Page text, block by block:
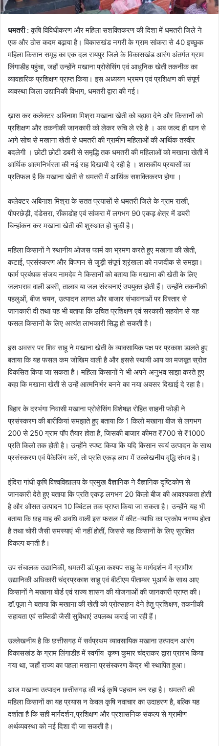
धमतरी: कृषि विविधीकरण और महिला सशक्तिकरण की दिशा में धमतरी जिले ने
एक और ठोस कदम बढ़ाया है। विकासखंड नगरी के ग्राम सांकरा से 40 इच्छुक
महिला किसान समूह का एक दल रायपुर जिले के विकासखंड आरंग अंतर्गत ग्राम
लिंगाडीह पहुंचा, जहाँ उन्होंने मखाना प्रोसेसिंग एवं आधुनिक खेती तकनीक का
व्यावहारिक प्रशिक्षण प्राप्त किया। इस अध्ययन भ्रमण एवं प्रशिक्षण की संपूर्ण
व्यवस्था जिला उद्यानिकी विभाग, धमतरी द्वारा की गई।
ख़ास कर कलेक्टर अबिनाश मिश्रा मखाना खेती को बढ़ावा देने और किसानों को
प्रशिक्षण और तकनीकी जानकारी को लेकर रुचि ले रहे है । अब जल्द ही धान से
आगे सोच से मखाना खेती से धमतरी की ग्रामीण महिलाओं की आर्थिक तस्वीर
बदलेगी । छोटी छोटी डबरी से समृद्धि तक धमतरी की महिलाओं को मखाना खेती में
आर्थिक आत्मनिर्भरता की नई राह दिखायी दे रही है । शासकीय प्रयासों का
प्रतिफल है कि मखाना खेती से धमतरी में आर्थिक सशक्तिकरण होगा ।
कलेक्टर अबिनाश मिश्रा के सतत प्रयासों से धमतरी जिले के ग्राम राखी,
पीपरछेड़ी, दंडेसरा, राँकाडोह एवं सांकरा में लगभग 90 एकड़ क्षेत्र में डबरी
चिन्हांकन कर मखाना खेती की शुरुआत हो चुकी है।
महिला किसानों ने स्थानीय ओजस फार्म का भ्रमण करते हुए मखाना की खेती,
कटाई, प्रसंस्करण और विपणन से जुड़ी संपूर्ण श्रृंखला को नजदीक से समझा।
फार्म प्रबंधक संजय नामदेव ने किसानों को बताया कि मखाना की खेती के लिए
जलभराव वाली डबरी, तालाब या जल संरचनाएं उपयुक्त होती हैं। उन्होंने तकनीकी
पहलुओं, बीज चयन, उत्पादन लागत और बाजार संभावनाओं पर विस्तार से
जानकारी दी तथा यह भी बताया कि उचित प्रशिक्षण एवं सरकारी सहयोग से यह
फसल किसानों के लिए अत्यंत लाभकारी सिद्ध हो सकती है।
इस अवसर पर शिव साहू ने मखाना खेती के व्यावसायिक पक्ष पर प्रकाश डालते हुए
बताया कि यह फसल कम जोखिम वाली है और इससे स्थायी आय का मजबूत स्रोत
विकसित किया जा सकता है। महिला किसानों ने भी अपने अनुभव साझा करते हुए
कहा कि मखाना खेती से उन्हें आत्मनिर्भर बनने का नया अवसर दिखाई दे रहा है।
बिहार के दरभंगा निवासी मखाना प्रोसेसिंग विशेषज्ञ रोहित साहनी फोड़ी ने
प्रसंस्करण की बारीकियां समझाते हुए बताया कि 1 किलो मखाना बीज से लगभग
200 से 250 ग्राम पॉप तैयार होता है, जिसकी बाजार कीमत ₹700 से ₹1000
प्रति किलो तक होती है। उन्होंने स्पष्ट किया कि यदि किसान स्वयं उत्पादन के साथ
प्रसंस्करण एवं पैकेजिंग करें, तो प्रति एकड़ लाभ में उल्लेखनीय वृद्धि संभव है।
इंदिरा गांधी कृषि विश्वविद्यालय के प्रमुख वैज्ञानिक ने वैज्ञानिक दृष्टिकोण से
जानकारी देते हुए बताया कि प्रति एकड़ लगभग 20 किलो बीज की आवश्यकता होती
है और औसत उत्पादन 10 क्विंटल तक प्राप्त किया जा सकता है। उन्होंने यह भी
बताया कि छह माह की अवधि वाली इस फसल में कीट-व्याधि का प्रकोप नगण्य होता
है तथा चोरी जैसी समस्याएं भी नहीं होतीं, जिससे यह किसानों के लिए सुरक्षित
विकल्प बनती है।
उप संचालक उद्यानिकी, धमतरी डॉ.पूजा कश्यप साहू के मार्गदर्शन में ग्रामीण
उद्यानिकी अधिकारी चंद्रप्रकाश साहू एवं बीटीएम पीताम्बर भुआर्य के साथ आए
किसानों ने मखाना बोर्ड एवं राज्य शासन की योजनाओं की जानकारी प्राप्त की।
डॉ.पूजा ने बताया कि मखाना की खेती को प्रोत्साहन देने हेतु प्रशिक्षण, तकनीकी
सहायता एवं सब्सिडी जैसी सुविधाएं उपलब्ध कराई जा रही हैं।
उल्लेखनीय है कि छत्तीसगढ़ में सर्वप्रथम व्यावसायिक मखाना उत्पादन आरंग
विकासखंड के ग्राम लिंगाडीह में स्वर्गीय कृष्ण कुमार चंद्राकर द्वारा प्रारंभ किया
गया था, जहाँ राज्य का पहला मखाना प्रसंस्करण केंद्र भी स्थापित हुआ।
आज मखाना उत्पादन छत्तीसगढ़ की नई कृषि पहचान बन रहा है। धमतरी की
महिला किसानों का यह प्रयास न केवल कृषि नवाचार का उदाहरण है, बल्कि यह
दर्शाता है कि सही मार्गदर्शन,प्रशिक्षण और प्रशासनिक संकल्प से ग्रामीण
अर्थव्यवस्था को नई दिशा दी जा सकती है।